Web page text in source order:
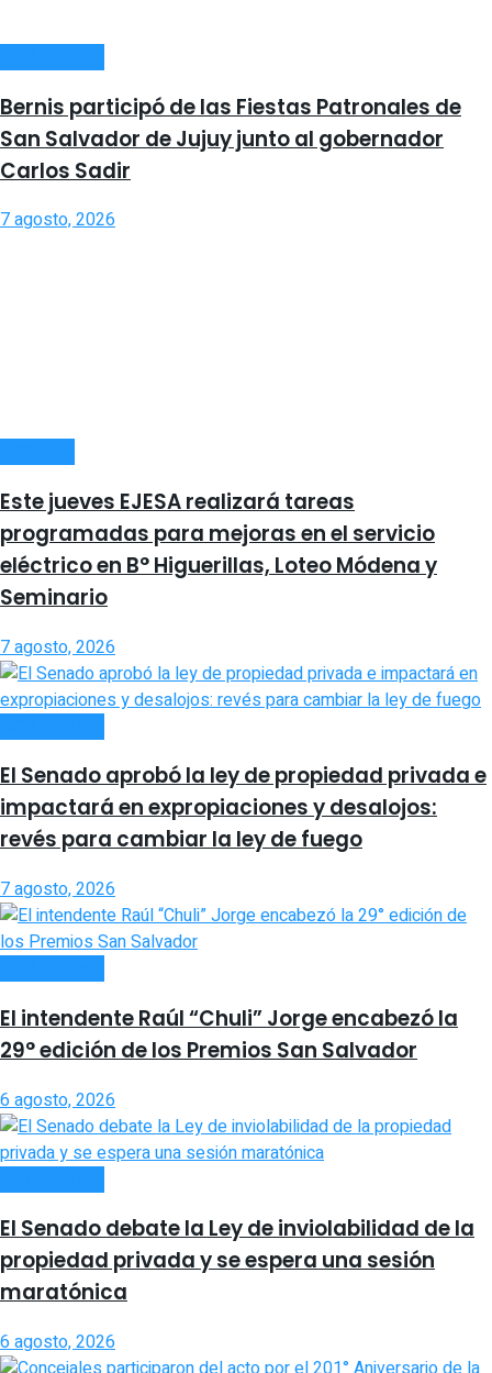
Bernis participó de las Fiestas Patronales de
San Salvador de Jujuy junto al gobernador
Carlos Sadir
7 agosto, 2026
Este jueves EJESA realizará tareas
programadas para mejoras en el servicio
eléctrico en B° Higuerillas, Loteo Módena y
Seminario
7 agosto, 2026
El Senado aprobó la ley de propiedad privada e
impactará en expropiaciones y desalojos:
revés para cambiar la ley de fuego
7 agosto, 2026
El intendente Raúl “Chuli” Jorge encabezó la
29° edición de los Premios San Salvador
6 agosto, 2026
El Senado debate la Ley de inviolabilidad de la
propiedad privada y se espera una sesión
maratónica
6 agosto, 2026